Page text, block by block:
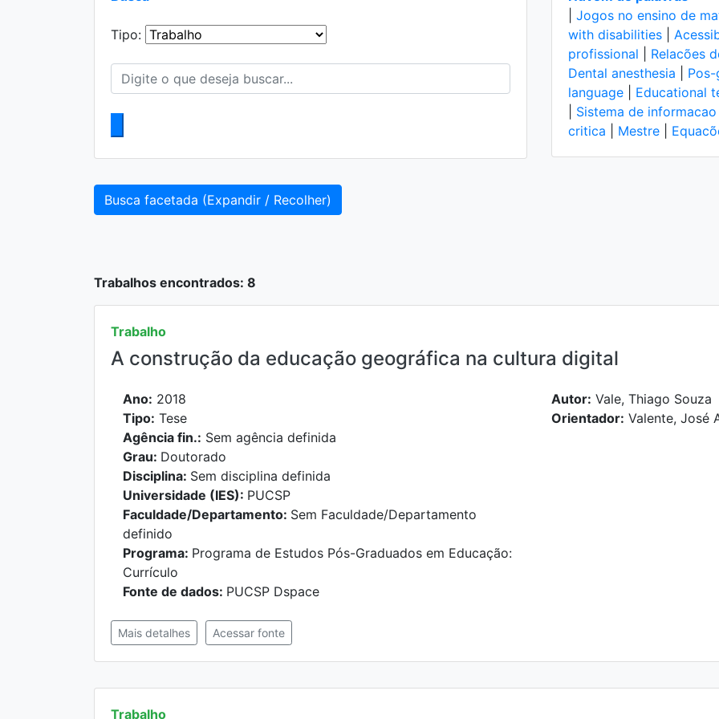
Tipo:
Jogos no ensino de
with disabilities
profissional
Relacões
Dental anesthesia
language
Educational
Sistema de
critica
Mestre
Busca facetada (Expandir / Recolher)
Trabalhos encontrados: 8
Trabalho
A construção da educação geográfica na cultura digital
Ano: 2018
Tipo: Tese
Agência fin.: Sem agência definida
Grau: Doutorado
Disciplina: Sem disciplina definida
Universidade (IES): PUCSP
Faculdade/Departamento: Sem Faculdade/Departamento
definido
Programa: Programa de Estudos Pós-Graduados em Educação:
Currículo
Fonte de dados: PUCSP Dspace
Autor: Vale, Thiago Souza
Orientador: Valente, José
Mais detalhes Acessar fonte
Trabalho